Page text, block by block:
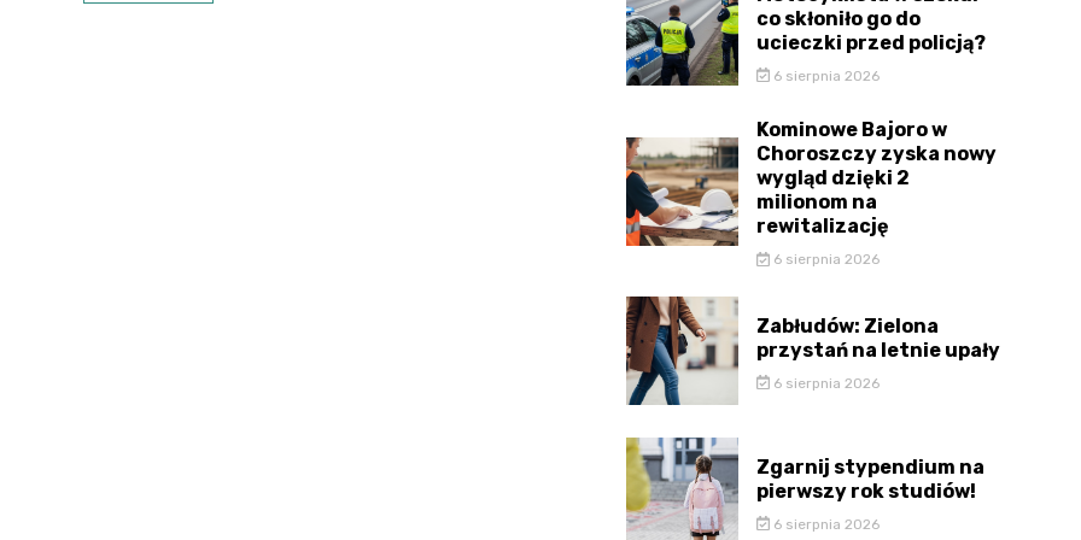
co skłoniło go do
ucieczki przed policją?
6 sierpnia 2026
Kominowe Bajoro w
Choroszczy zyska nowy
wygląd dzięki 2
milionom na
rewitalizację
6 sierpnia 2026
Zabłudów: Zielona
przystań na letnie upały
6 sierpnia 2026
Zgarnij stypendium na
pierwszy rok studiów!
6 sierpnia 2026